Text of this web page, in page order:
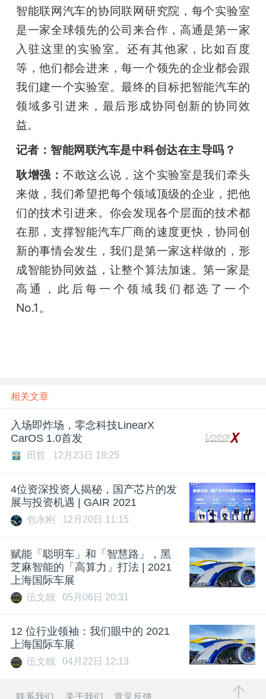
智能联网汽车的协同联网研究院，每个实验室
是一家全球领先的公司来合作，高通是第一家
入驻这里的实验室。还有其他家，比如百度
等，他们都会进来，每一个领先的企业都会跟
我们建一个实验室。最终的目标把智能汽车的
领域多引进来，最后形成协同创新的协同效
益。
记者：智能网联汽车是中科创达在主导吗？
耿增强： 不敢这么说，这个实验室是我们牵头
来做，我们希望把每个领域顶级的企业，把他
们的技术引进来。你会发现各个层面的技术都
在那，支撑智能汽车厂商的速度更快，协同创
新的事情会发生，我们是第一家这样做的，形
成智能协同效益，让整个算法加速。第一家是
高通，此后每一个领域我们都选了一个
No.1。
相关文章
入场即炸场，零念科技LinearX
CarOS 1.0首发
田哲 12月23日 18:25
4位资深投资人揭秘，国产芯片的发
展与投资机遇 | GAIR 2021
包永刚 12月20日 11:15
赋能「聪明车」和「智慧路」，黑
芝麻智能的「高算力」打法 | 2021
上海国际车展
伍文靓 05月06日 20:31
12 位行业领袖：我们眼中的 2021
上海国际车展
伍文靓 04月22日 12:13
联系我们 关于我们 意见反馈